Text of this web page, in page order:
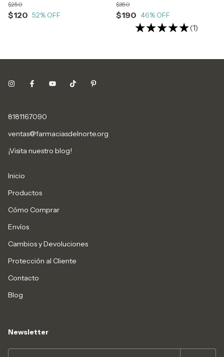
$120
$250
52% OFF $190
$350
46% OFF
(1)
8181167090
ventas@farmaciasdelnorte.org
¡Visita nuestro blog!
Inicio
Productos
Cómo Comprar
Envíos
Cambios y Devoluciones
Protección al Cliente
Contacto
Blog
Newsletter